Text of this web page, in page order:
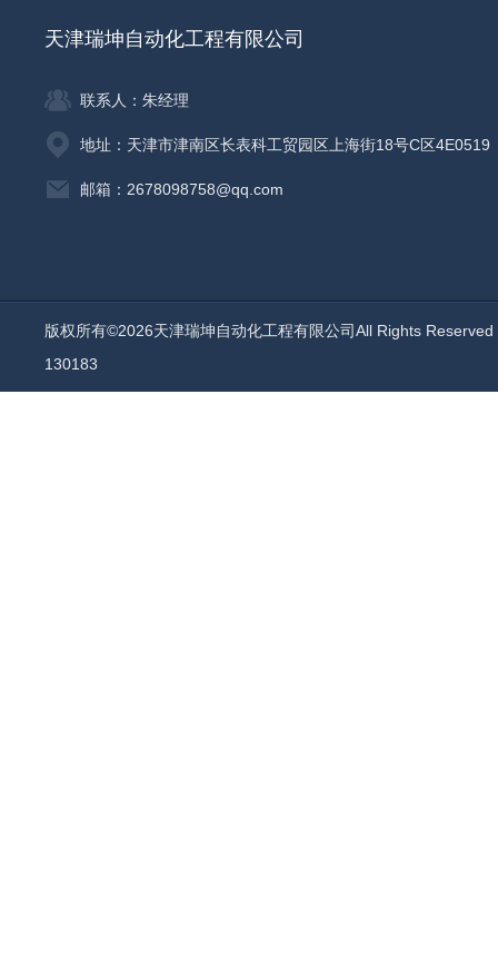
天津瑞坤自动化工程有限公司
联系人：朱经理
地址：天津市津南区长表科工贸园区上海街18号C区4E0519
邮箱：2678098758@qq.com
版权所有©2026天津瑞坤自动化工程有限公司All Rights
130183